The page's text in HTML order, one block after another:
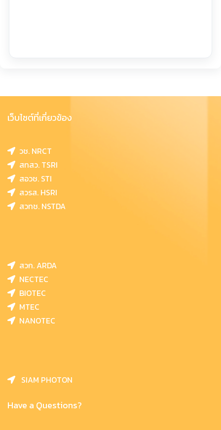
เว็บไซต์ที่เกี่ยวข้อง
วช. NRCT
สทสว. TSRI
สอวช. STI
สวรส. HSRI
สวทช. NSTDA
สวก. ARDA
NECTEC
BIOTEC
MTEC
NANOTEC
SIAM PHOTON
Have a Questions?